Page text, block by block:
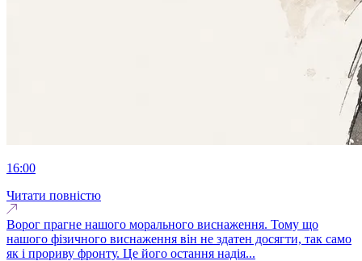
16:00
Читати повністю
Ворог прагне нашого морального виснаження. Тому що
нашого фізичного виснаження він не здатен досягти, так само
як і прориву фронту. Це його остання надія...